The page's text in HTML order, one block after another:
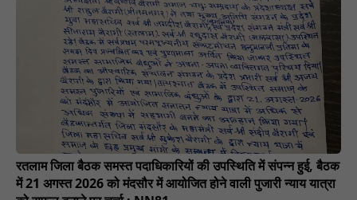
रतलाम जिला बैठक समस्त पदाधिकारियों की उपस्थिति में संपन्न हुई, बैठक
में 21 अगस्त 2026 को मंदसौर में आयोजित होने वाली पुजारी न्याय यात्रा